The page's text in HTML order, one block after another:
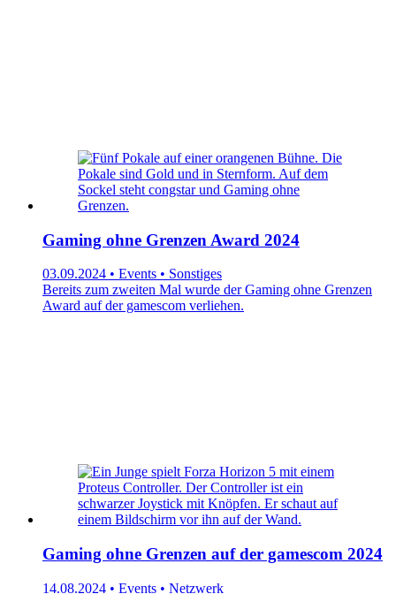
Gaming ohne Grenzen Award 2024
03.09.2024 • Events • Sonstiges
Bereits zum zweiten Mal wurde der Gaming ohne Grenzen
Award auf der gamescom verliehen.
Gaming ohne Grenzen auf der gamescom 2024
14.08.2024 • Events • Netzwerk